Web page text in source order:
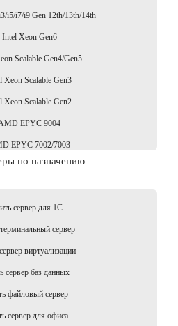
i5/i7/i9 Gen 12th/13th/14th
Intel Xeon Gen6
Scalable Gen4/Gen5
Xeon Scalable Gen3
Xeon Scalable Gen2
EPYC 9004
EPYC 7002/7003
по назначению
сервер для 1С
сервер
виртуализации
сервер баз данных
файловый сервер
сервер для офиса